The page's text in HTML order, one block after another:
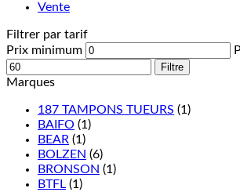
Vente
Filtrer par tarif
Prix minimum
Filtre
Marques
187 TAMPONS TUEURS (1)
BAIFO (1)
BEAR (1)
BOLZEN (6)
BRONSON (1)
BTFL (1)